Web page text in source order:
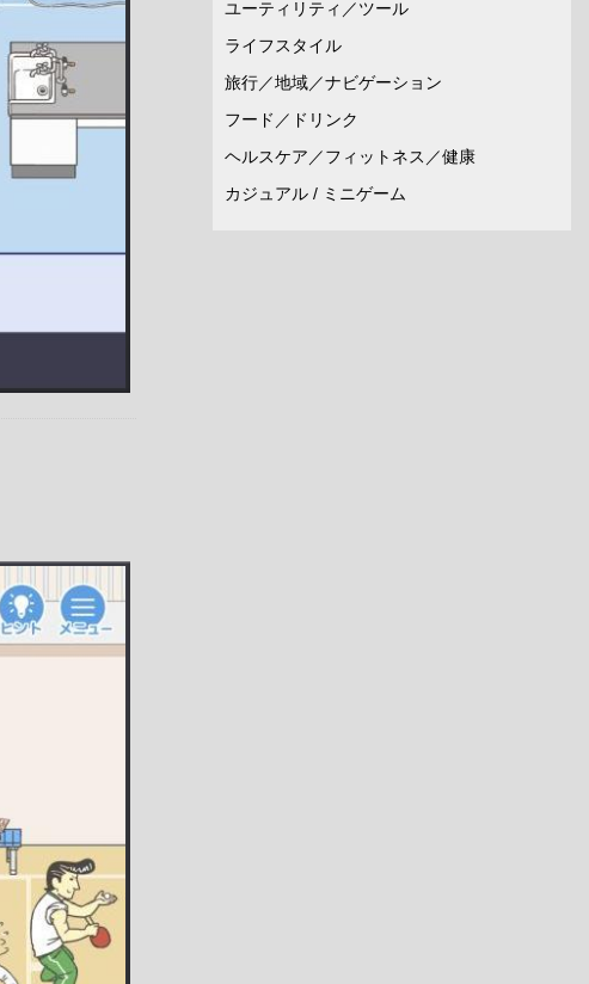
ユーティリティ／ツール
ライフスタイル
旅行／地域／ナビゲーション
フード／ドリンク
ヘルスケア／フィットネス／健康
カジュアル / ミニゲーム